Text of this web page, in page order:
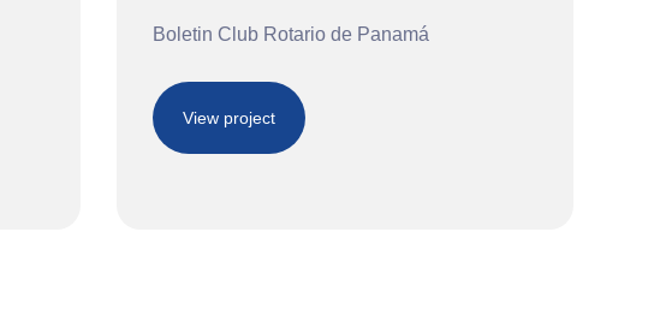
Boletin Club Rotario de Panamá
View project